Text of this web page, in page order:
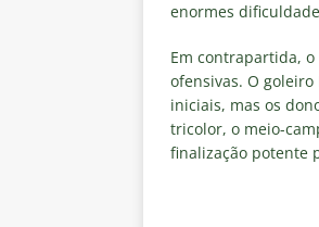
enormes
Em contrapartida,
ofensivas. O
iniciais, mas os
tricolor, o meio-
finalização potente